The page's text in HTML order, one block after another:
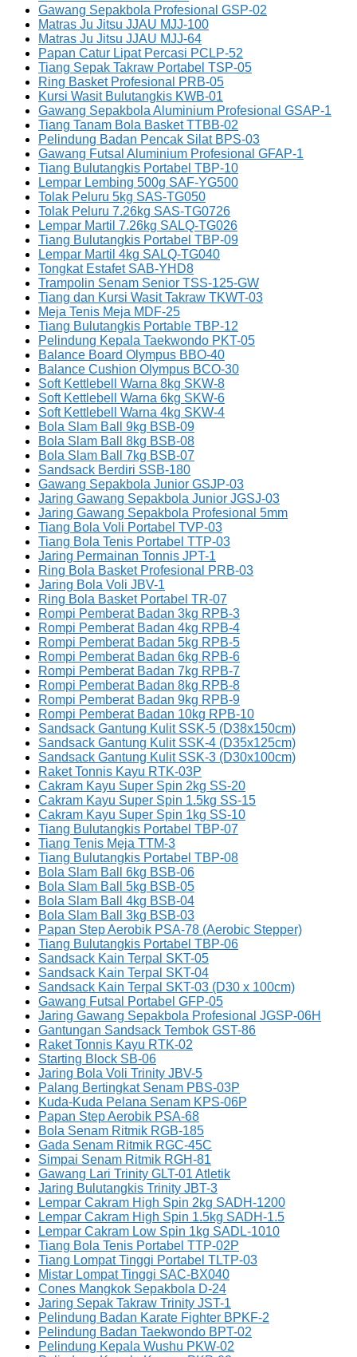
Gawang Sepakbola Profesional GSP-02
Matras Ju Jitsu JJAU MJJ-100
Matras Ju Jitsu JJAU MJJ-64
Papan Catur Lipat Percasi PCLP-52
Tiang Sepak Takraw Portabel TSP-05
Ring Basket Profesional PRB-05
Kursi Wasit Bulutangkis KWB-01
Gawang Sepakbola Aluminium Profesional GSAP-1
Tiang Tanam Bola Basket TTBB-02
Pelindung Badan Pencak Silat BPS-03
Gawang Futsal Aluminium Profesional GFAP-1
Tiang Bulutangkis Portabel TBP-10
Lempar Lembing 500g SAF-YG500
Tolak Peluru 5kg SAS-TG050
Tolak Peluru 7.26kg SAS-TG0726
Lempar Martil 7.26kg SALQ-TG026
Tiang Bulutangkis Portabel TBP-09
Lempar Martil 4kg SALQ-TG040
Tongkat Estafet SAB-YHD8
Trampolin Senam Senior TSS-125-GW
Tiang dan Kursi Wasit Takraw TKWT-03
Meja Tenis Meja MDF-25
Tiang Bulutangkis Portable TBP-12
Pelindung Kepala Taekwondo PKT-05
Balance Board Olympus BBO-40
Balance Cushion Olympus BCO-30
Soft Kettlebell Warna 8kg SKW-8
Soft Kettlebell Warna 6kg SKW-6
Soft Kettlebell Warna 4kg SKW-4
Bola Slam Ball 9kg BSB-09
Bola Slam Ball 8kg BSB-08
Bola Slam Ball 7kg BSB-07
Sandsack Berdiri SSB-180
Gawang Sepakbola Junior GSJP-03
Jaring Gawang Sepakbola Junior JGSJ-03
Jaring Gawang Sepakbola Profesional 5mm
Tiang Bola Voli Portabel TVP-03
Tiang Bola Tenis Portabel TTP-03
Jaring Permainan Tonnis JPT-1
Ring Bola Basket Profesional PRB-03
Jaring Bola Voli JBV-1
Ring Bola Basket Portabel TR-07
Rompi Pemberat Badan 3kg RPB-3
Rompi Pemberat Badan 4kg RPB-4
Rompi Pemberat Badan 5kg RPB-5
Rompi Pemberat Badan 6kg RPB-6
Rompi Pemberat Badan 7kg RPB-7
Rompi Pemberat Badan 8kg RPB-8
Rompi Pemberat Badan 9kg RPB-9
Rompi Pemberat Badan 10kg RPB-10
Sandsack Gantung Kulit SSK-5 (D38x150cm)
Sandsack Gantung Kulit SSK-4 (D35x125cm)
Sandsack Gantung Kulit SSK-3 (D30x100cm)
Raket Tonnis Kayu RTK-03P
Cakram Kayu Super Spin 2kg SS-20
Cakram Kayu Super Spin 1.5kg SS-15
Cakram Kayu Super Spin 1kg SS-10
Tiang Bulutangkis Portabel TBP-07
Tiang Tenis Meja TTM-3
Tiang Bulutangkis Portabel TBP-08
Bola Slam Ball 6kg BSB-06
Bola Slam Ball 5kg BSB-05
Bola Slam Ball 4kg BSB-04
Bola Slam Ball 3kg BSB-03
Papan Step Aerobik PSA-78 (Aerobic Stepper)
Tiang Bulutangkis Portabel TBP-06
Sandsack Kain Terpal SKT-05
Sandsack Kain Terpal SKT-04
Sandsack Kain Terpal SKT-03 (D30 x 100cm)
Gawang Futsal Portabel GFP-05
Jaring Gawang Sepakbola Profesional JGSP-06H
Gantungan Sandsack Tembok GST-86
Raket Tonnis Kayu RTK-02
Starting Block SB-06
Jaring Bola Voli Trinity JBV-5
Palang Bertingkat Senam PBS-03P
Kuda-Kuda Pelana Senam KPS-06P
Papan Step Aerobik PSA-68
Bola Senam Ritmik RGB-185
Gada Senam Ritmik RGC-45C
Simpai Senam Ritmik RGH-81
Gawang Lari Trinity GLT-01 Atletik
Jaring Bulutangkis Trinity JBT-3
Lempar Cakram High Spin 2kg SADH-1200
Lempar Cakram High Spin 1.5kg SADH-1.5
Lempar Cakram Low Spin 1kg SADL-1010
Tiang Bola Tenis Portabel TTP-02P
Tiang Lompat Tinggi Portabel TLTP-03
Mistar Lompat Tinggi SAC-BX040
Cones Mangkok Sepakbola D-24
Jaring Sepak Takraw Trinity JST-1
Pelindung Badan Karate Fighter BPKF-2
Pelindung Badan Taekwondo BPT-02
Pelindung Kepala Wushu PKW-02